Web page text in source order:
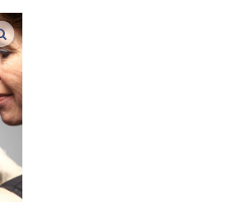
vergroot afbeeldingen